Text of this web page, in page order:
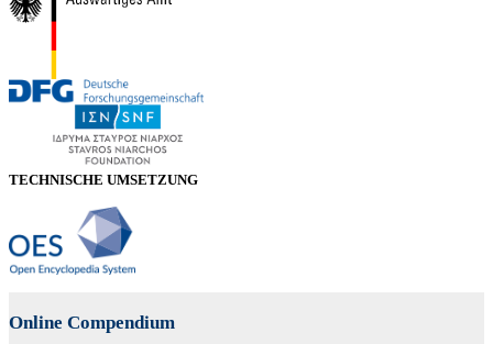
TECHNISCHE UMSETZUNG
Online Compendium